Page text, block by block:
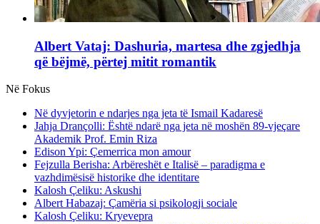
Albert Vataj: Dashuria, martesa dhe zgjedhja
që bëjmë, përtej mitit romantik
Në Fokus
Në dyvjetorin e ndarjes nga jeta të Ismail Kadaresë
Jahja Drançolli: Është ndarë nga jeta në moshën 89-vjeçare
Akademik Prof. Emin Riza
Edison Ypi: Çemerrica mon amour
Fejzulla Berisha: Arbëreshët e Italisë – paradigma e
vazhdimësisë historike dhe identitare
Kalosh Çeliku: Askushi
Albert Habazaj: Çamëria si psikologji sociale
Kalosh Çeliku: Kryevepra